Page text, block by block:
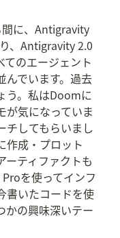
間に、Antigravity
、Antigravity 2.0
てのエージェント
んでいます。過去
う。私はDoomに
が気になっていま
チしてもらいまし
作成・プロット
ーティファクトも
を使ってインフ
書いたコードを使
かの興味深いテー